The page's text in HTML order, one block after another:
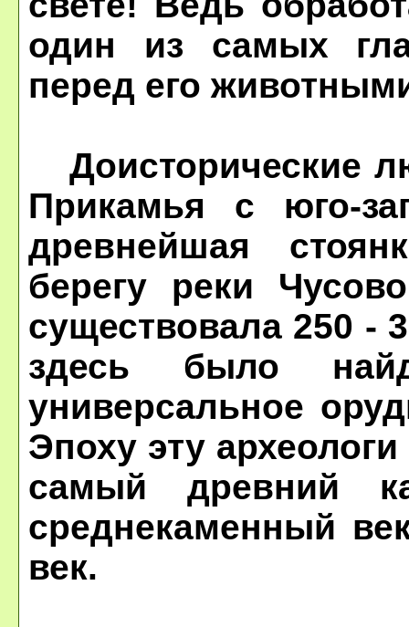
один из самых
перед его
Доисторические
Прикамья с юго-
древнейшая
берегу реки
существовала 250 -
здесь было
универсальное
Эпоху эту
самый древний
среднекаменный
век.